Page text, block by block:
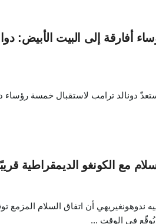
أفارقة إلى البيت الأبيض:
دونالد ترامب لاستقبال خمسة رؤساء
مع الكونغو الديمقراطية
ندوهونغيريهي أن اتفاق السلام المزمع
يُوقّع في الوقت ...